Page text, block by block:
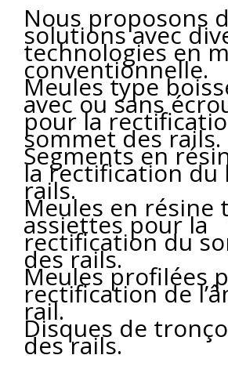
Nous proposons
solutions avec
technologies en
conventionnelle.
Meules type
avec ou sans
pour la
sommet des rails.
Segments en
la rectification du
rails.
Meules en résine
assiettes pour la
rectification du
des rails.
Meules profilées
rectification de
rail.
Disques de
des rails.